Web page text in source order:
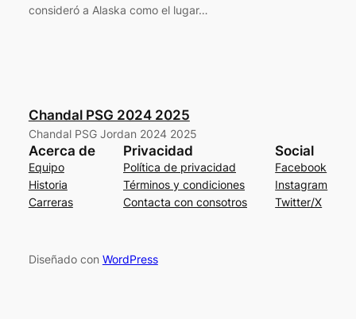
consideró a Alaska como el lugar…
Chandal PSG 2024 2025
Chandal PSG Jordan 2024 2025
Acerca de
Equipo
Historia
Carreras
Privacidad
Política de privacidad
Términos y condiciones
Contacta con consotros
Social
Facebook
Instagram
Twitter/X
Diseñado con WordPress